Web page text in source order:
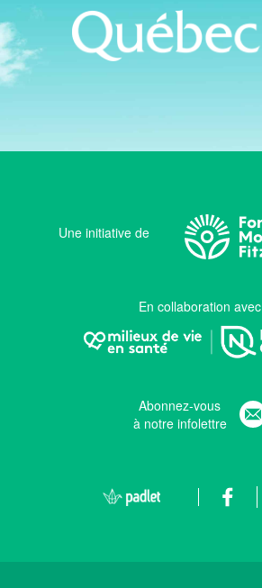
Une initiative de
En collaboration avec
Abonnez-vous
à notre infolettre